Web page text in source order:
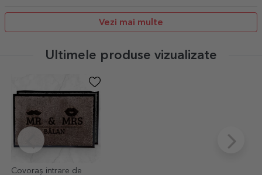
Vezi mai multe
Ultimele produse vizualizate
Covoraș intrare de